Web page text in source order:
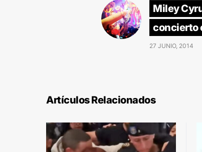
Miley
concierto
27 JUNIO, 2014
Artículos Relacionados